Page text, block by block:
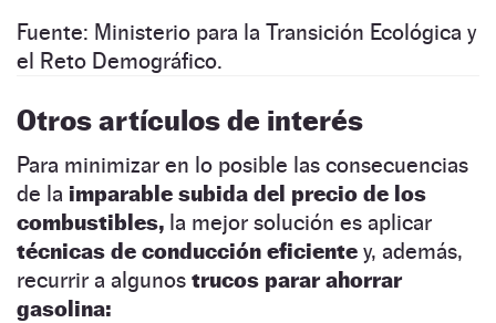
Fuente: Ministerio para la Transición Ecológica y
el Reto Demográfico.
Otros artículos de interés
Para minimizar en lo posible las consecuencias
de la imparable subida del precio de los
combustibles, la mejor solución es aplicar
técnicas de conducción eficiente y, además,
recurrir a algunos trucos parar ahorrar
gasolina: